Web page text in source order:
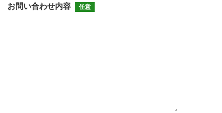
お問い合わせ内容 任意